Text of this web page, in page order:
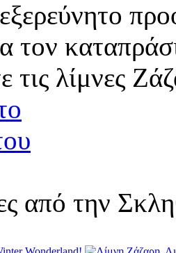
τον
τις λίμνες
από την